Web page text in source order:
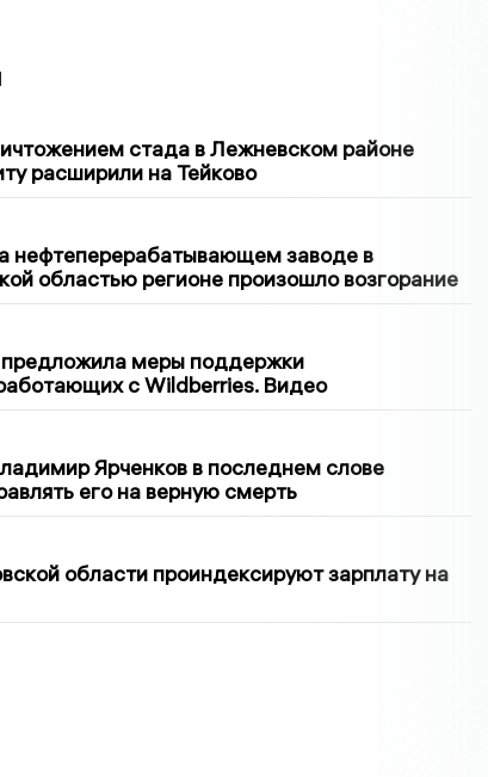
стада в Лежневском районе
расширили на Тейково
нефтеперерабатывающем заводе в
областью регионе произошло возгорание
предложила меры поддержки
с Wildberries. Видео
Ярченков в последнем слове
его на верную смерть
области проиндексируют зарплату на